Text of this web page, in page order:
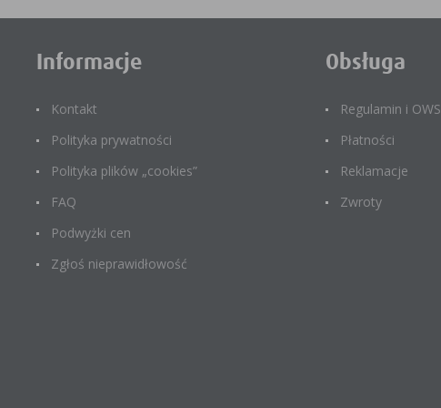
Informacje
Kontakt
Polityka prywatności
Polityka plików „cookies”
FAQ
Podwyżki cen
Zgłoś nieprawidłowość
Obsługa
Regulamin i OWS
Płatności
Reklamacje
Zwroty